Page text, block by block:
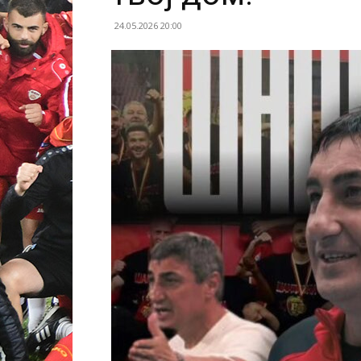
24.05.2026 20:00